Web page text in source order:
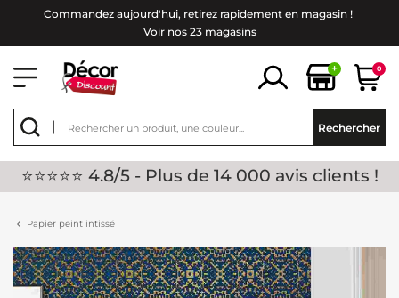
Commandez aujourd'hui, retirez rapidement en magasin !
Voir nos 23 magasins
+ 0
Rechercher
⭐⭐⭐⭐⭐ 4.8/5 - Plus de 14 000 avis clients !
Papier peint intissé